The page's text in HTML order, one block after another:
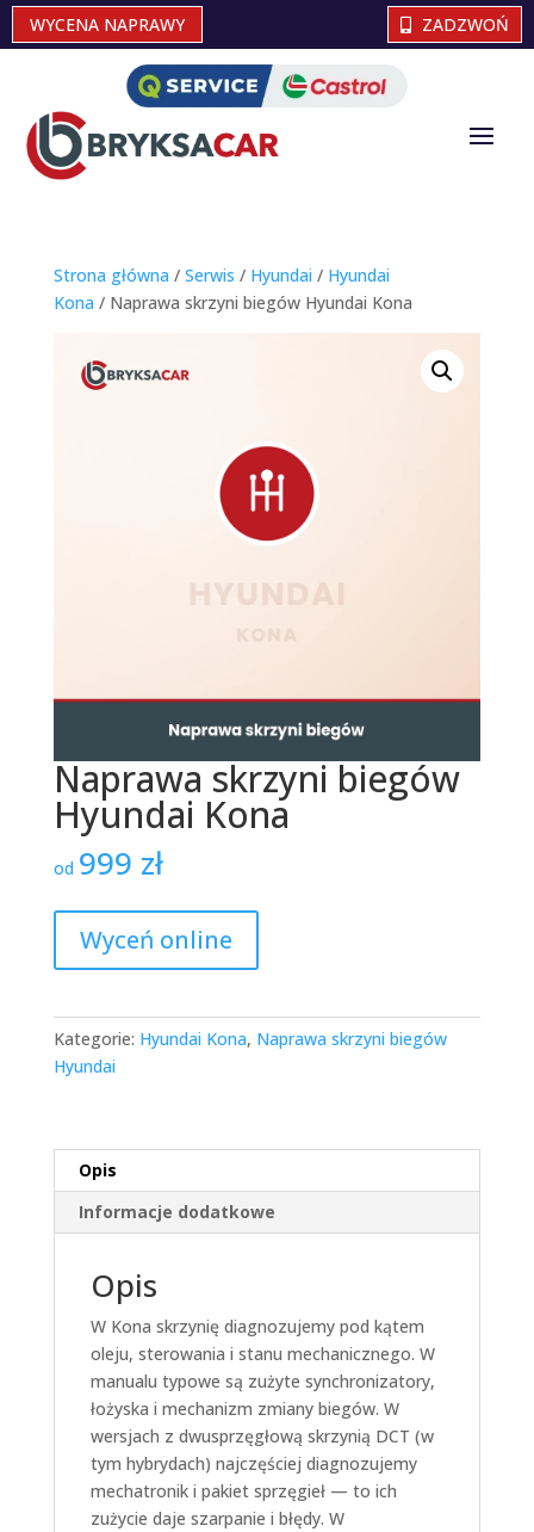
WYCENA NAPRAWY ZADZWOŃ
Strona główna / Serwis / Hyundai / Hyundai
Kona / Naprawa skrzyni biegów Hyundai Kona
Naprawa skrzyni biegów
Hyundai Kona
od 999 zł
Wyceń online
Kategorie: Hyundai Kona, Naprawa skrzyni biegów
Hyundai
Opis
Informacje dodatkowe
Opis
W Kona skrzynię diagnozujemy pod kątem
oleju, sterowania i stanu mechanicznego. W
manualu typowe są zużyte synchronizatory,
łożyska i mechanizm zmiany biegów. W
wersjach z dwusprzęgłową skrzynią DCT (w
tym hybrydach) najczęściej diagnozujemy
mechatronik i pakiet sprzęgieł — to ich
zużycie daje szarpanie i błędy. W